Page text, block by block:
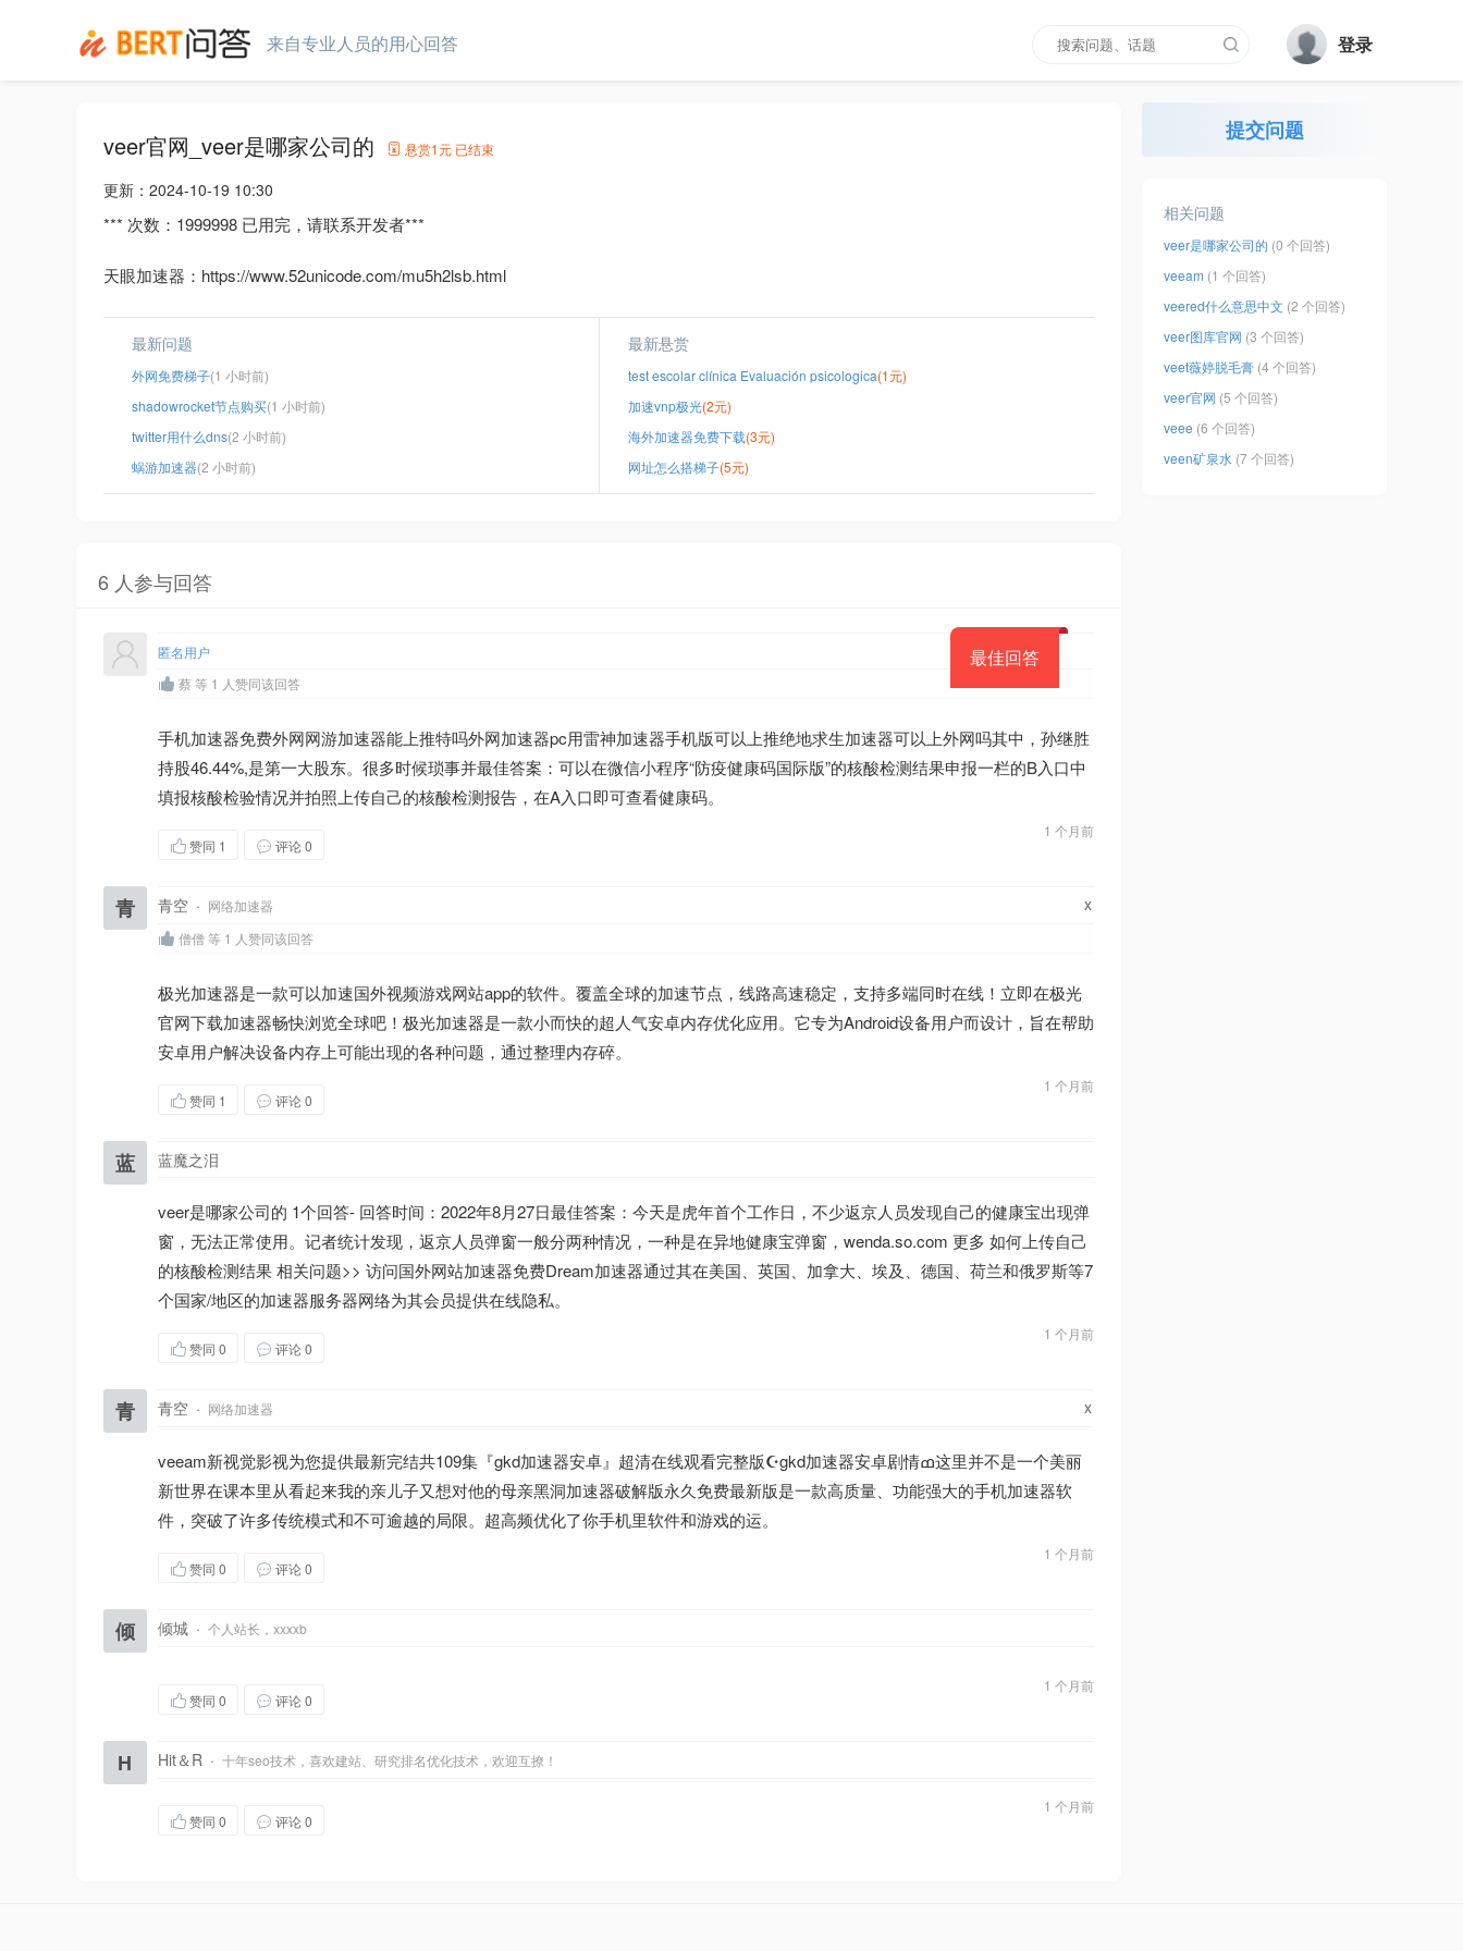
来自专业人员的用心回答 登录
veer官网_veer是哪家公司的 悬赏1元 已结束
更新： 2024-10-19 10:30
*** 次数：1999998 已用完，请联系开发者***
天眼加速器：https://www.52unicode.com/mu5h2lsb.html
最新问题
外网免费梯子(1 小时前)
shadowrocket节点购买(1 小时前)
twitter用什么dns(2 小时前)
蜗游加速器(2 小时前)
最新悬赏
test escolar clínica Evaluación psicologica(1元)
加速vnp极光(2元)
海外加速器免费下载(3元)
网址怎么搭梯子(5元)
6 人参与回答
最佳回答
匿名用户
蔡 等 1 人赞同该回答
手机加速器免费外网网游加速器能上推特吗外网加速器pc用雷神加速器手机版可以上推绝地求生加速器可以上外网吗其中，孙继胜
持股46.44%,是第一大股东。很多时候琐事并最佳答案：可以在微信小程序“防疫健康码国际版”的核酸检测结果申报一栏的B入口中
填报核酸检验情况并拍照上传自己的核酸检测报告，在A入口即可查看健康码。
1 个月前
赞同 1 评论 0
青 青空 · 网络加速器 x
僧僧 等 1 人赞同该回答
极光加速器是一款可以加速国外视频游戏网站app的软件。覆盖全球的加速节点，线路高速稳定，支持多端同时在线！立即在极光
官网下载加速器畅快浏览全球吧！极光加速器是一款小而快的超人气安卓内存优化应用。它专为Android设备用户而设计，旨在帮助
安卓用户解决设备内存上可能出现的各种问题，通过整理内存碎。
1 个月前
赞同 1 评论 0
蓝 蓝魔之泪
veer是哪家公司的 1个回答- 回答时间：2022年8月27日最佳答案：今天是虎年首个工作日，不少返京人员发现自己的健康宝出现弹
窗，无法正常使用。记者统计发现，返京人员弹窗一般分两种情况，一种是在异地健康宝弹窗，wenda.so.com 更多 如何上传自己
的核酸检测结果 相关问题>> 访问国外网站加速器免费Dream加速器通过其在美国、英国、加拿大、埃及、德国、荷兰和俄罗斯等7
个国家/地区的加速器服务器网络为其会员提供在线隐私。
1 个月前
赞同 0 评论 0
青 青空 · 网络加速器 x
veeam新视觉影视为您提供最新完结共109集『gkd加速器安卓』超清在线观看完整版☪gkd加速器安卓剧情ߘ这里并不是一个美丽
新世界在课本里从看起来我的亲儿子又想对他的母亲黑洞加速器破解版永久免费最新版是一款高质量、功能强大的手机加速器软
件，突破了许多传统模式和不可逾越的局限。超高频优化了你手机里软件和游戏的运。
1 个月前
赞同 0 评论 0
倾 倾城 · 个人站长，xxxxb
1 个月前
赞同 0 评论 0
H Hit＆R · 十年seo技术，喜欢建站、研究排名优化技术，欢迎互撩！
1 个月前
赞同 0 评论 0
提交问题
相关问题
veer是哪家公司的 (0 个回答)
veeam (1 个回答)
veered什么意思中文 (2 个回答)
veer图库官网 (3 个回答)
veet薇婷脱毛膏 (4 个回答)
veer官网 (5 个回答)
veee (6 个回答)
veen矿泉水 (7 个回答)